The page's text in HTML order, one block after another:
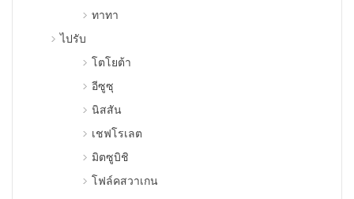
ทาทา
ไปรับ
โตโยต้า
อีซูซุ
นิสสัน
เชฟโรเลต
มิตซูบิชิ
โฟล์คสวาเกน